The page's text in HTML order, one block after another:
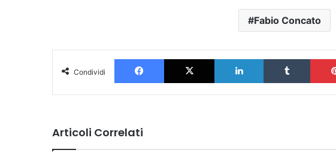
Fabio Concato
Condividi
Facebook X LinkedIn Tumblr
Articoli Correlati